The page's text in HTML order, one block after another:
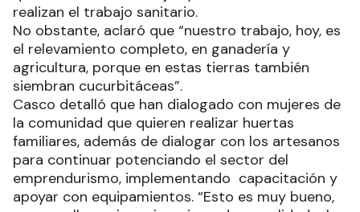
realizan el trabajo sanitario.
No obstante, aclaró que “nuestro trabajo, hoy, es
el relevamiento completo, en ganadería y
agricultura, porque en estas tierras también
siembran cucurbitáceas”.
Casco detalló que han dialogado con mujeres de
la comunidad que quieren realizar huertas
familiares, además de dialogar con los artesanos
para continuar potenciando el sector del
emprendurismo, implementando capacitación y
apoyar con equipamientos. “Esto es muy bueno,